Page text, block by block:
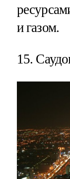
и газом.
15.